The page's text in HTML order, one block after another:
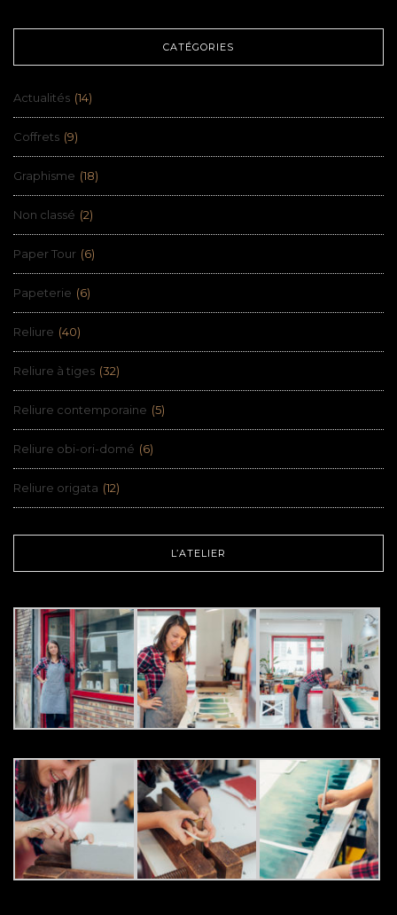
CATÉGORIES
Actualités (14)
Coffrets (9)
Graphisme (18)
Non classé (2)
Paper Tour (6)
Papeterie (6)
Reliure (40)
Reliure à tiges (32)
Reliure contemporaine (5)
Reliure obi-ori-domé (6)
Reliure origata (12)
L’ATELIER